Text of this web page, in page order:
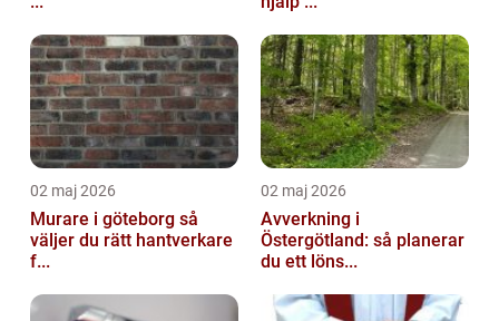
02 maj 2026
Murare i göteborg så
väljer du rätt hantverkare
f...
02 maj 2026
Avverkning i
Östergötland: så planerar
du ett löns...